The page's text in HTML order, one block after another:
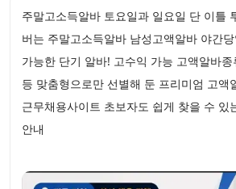
주말고소득알바 토요일과 일요일 단 이틀
버는 주말고소득알바 남성고액알바 야간
가능한 단기 알바! 고수익 가능 고액알바
등 맞춤형으로만 선별해 둔 프리미엄 고액
근무채용사이트 초보자도 쉽게 찾을 수 있
안내